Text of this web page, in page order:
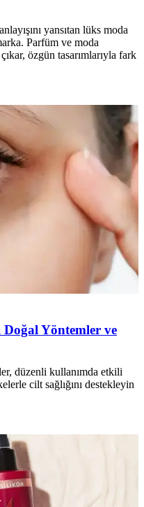
yansıtan lüks moda
Parfüm ve moda
özgün tasarımlarıyla fark
Yöntemler ve
düzenli kullanımda etkili
cilt sağlığını destekleyin